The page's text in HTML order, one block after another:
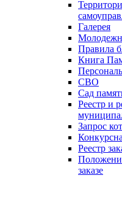
Галерея
Правила
Книга
СВО
Сад
Реестр и
Запрос
Реестр
заказе